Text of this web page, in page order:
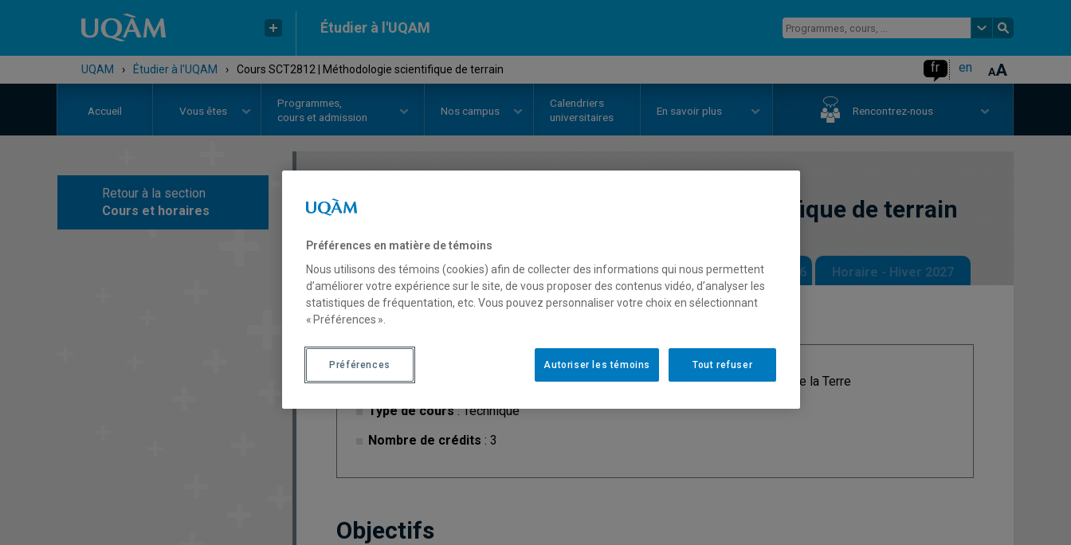
Étudier à l'UQAM
UQAM › Étudier à l'UQAM › Cours SCT2812 | Méthodologie scientifique de terrain fr en
Accueil Vous êtes
Programmes,
cours et admission
Nos campus
Calendriers
universitaires
En savoir plus Rencontrez-nous
Retour à la section
Cours et horaires
COURS Méthodologie scientifique de terrain
Description Horaire - Été 2026 Horaire - Automne 2026 Horaire - Hiver 2027
Cycle: 1
Type de cours: Technique
Nombre de crédits : 3
Discipline: Sciences de la Terre
Objectifs
Préférences en matière de témoins
Nous utilisons des témoins (cookies) afin de collecter des informations qui nous permettent
d’améliorer votre expérience sur le site, de vous proposer des contenus vidéo, d’analyser les
statistiques de fréquentation, etc. Vous pouvez personnaliser votre choix en sélectionnant
« Préférences ».
Tout refuser
Autoriser les témoins
Préférences